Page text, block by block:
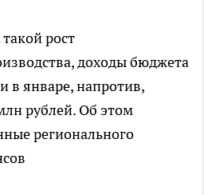
рост
доходы бюджета
в январе, напротив,
рублей. Об этом
регионального